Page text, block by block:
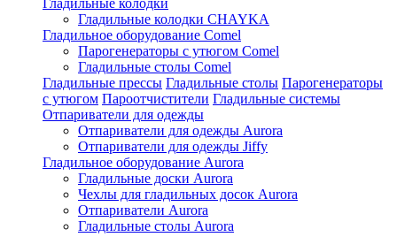
Гладильные колодки
Гладильные колодки CHAYKA
Гладильное оборудование Comel
Парогенераторы с утюгом Comel
Гладильные столы Comel
Гладильные прессы Гладильные столы Парогенераторы
с утюгом Пароотчистители Гладильные системы
Отпариватели для одежды
Отпариватели для одежды Aurora
Отпариватели для одежды Jiffy
Гладильное оборудование Aurora
Гладильные доски Aurora
Чехлы для гладильных досок Aurora
Отпариватели Aurora
Гладильные столы Aurora